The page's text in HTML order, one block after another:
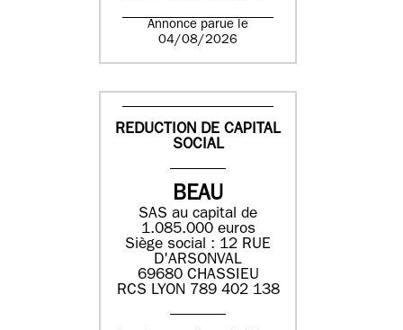
Annonce parue le
04/08/2026
REDUCTION DE CAPITAL
SOCIAL
BEAU
SAS au capital de
1.085.000 euros
Siège social : 12 RUE
D'ARSONVAL
69680 CHASSIEU
RCS LYON 789 402 138